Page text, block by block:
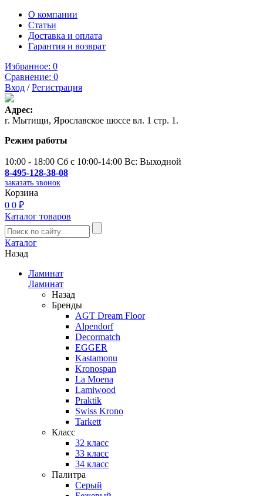
О компании
Статьи
Доставка и оплата
Гарантия и возврат
Избранное: 0
Сравнение: 0
Вход /Регистрация
Адрес:
г. Мытищи, Ярославское шоссе вл. 1 стр. 1.
Режим работы
10:00 - 18:00 Сб с 10:00-14:00 Вс: Выходной
8-495-128-38-08
заказать звонок
Корзина
0 0 ₽
Каталог товаров
Каталог
Назад
Ламинат
Ламинат
Назад
Бренды
AGT Dream Floor
Alpendorf
Decormatch
EGGER
Kastamonu
Kronospan
La Moena
Lamiwood
Praktik
Swiss Krono
Tarkett
Класс
32 класс
33 класс
34 класс
Палитра
Серый